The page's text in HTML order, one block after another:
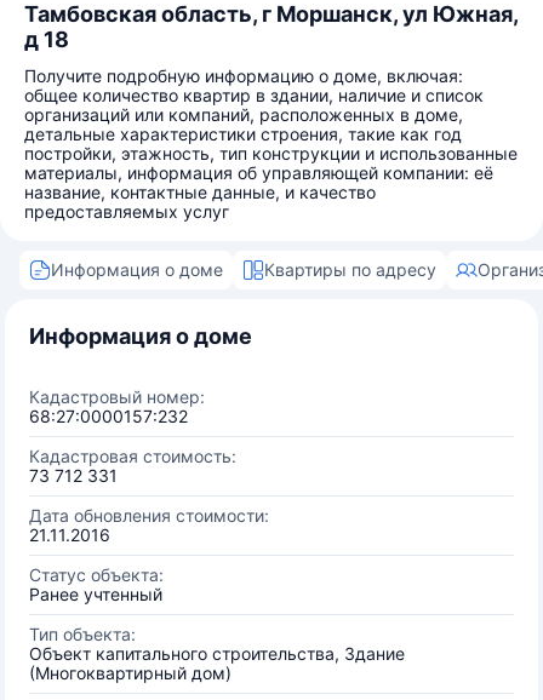
Тамбовская область, г Моршанск, ул Южная,
д 18
Получите подробную информацию о доме, включая:
общее количество квартир в здании, наличие и список
организаций или компаний, расположенных в доме,
детальные характеристики строения, такие как год
постройки, этажность, тип конструкции и использованные
материалы, информация об управляющей компании: её
название, контактные данные, и качество
предоставляемых услуг
Информация о доме Квартиры по адресу
Информация о доме
Кадастровый номер:
68:27:0000157:232
Кадастровая стоимость:
73 712 331
Дата обновления стоимости:
21.11.2016
Статус объекта:
Ранее учтенный
Тип объекта:
Объект капитального строительства, Здание
(Многоквартирный дом)